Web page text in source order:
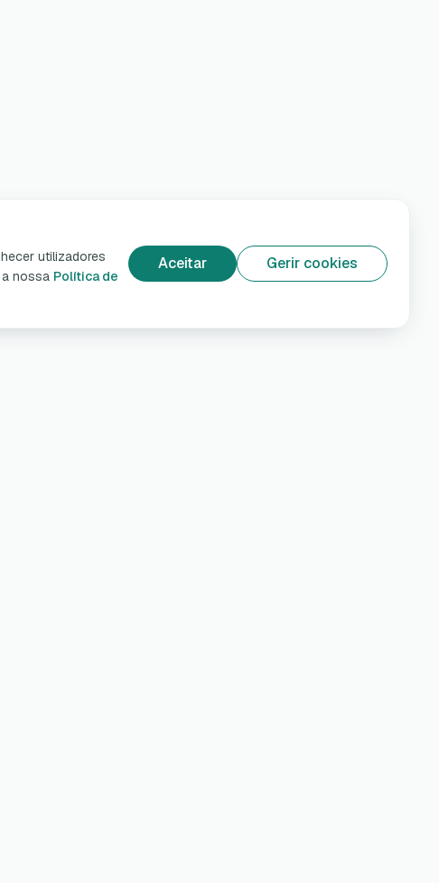
utilizadores
nossa Política de
Aceitar Gerir cookies